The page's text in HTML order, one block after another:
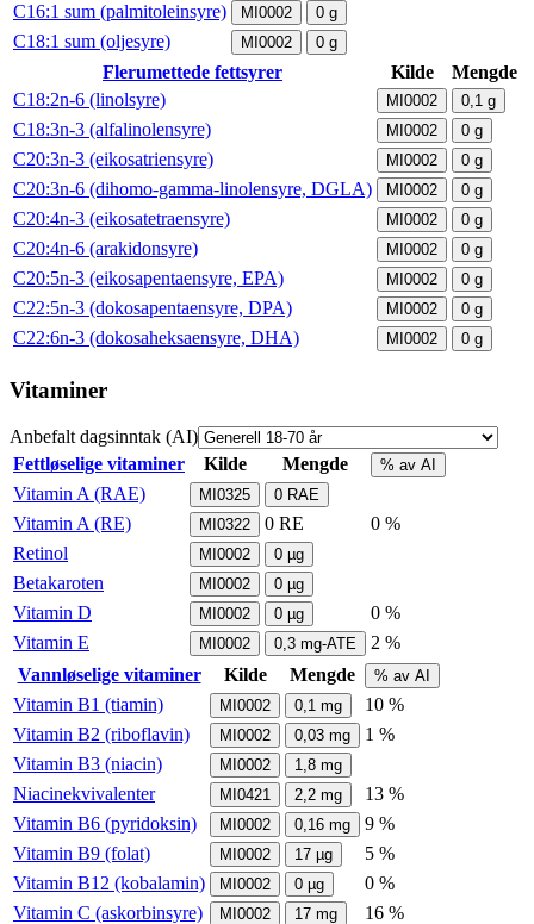
C16:1 sum (palmitoleinsyre)
MI0002 0 g
C18:1 sum (oljesyre) MI0002 0 g
Flerumettede fettsyrer Kilde
Mengde
C18:2n-6 (linolsyre)
MI0002 0,1 g
C18:3n-3 (alfalinolensyre) MI0002 0 g
C20:3n-3 (eikosatriensyre) MI0002 0 g
C20:3n-6 (dihomo-gamma-linolensyre, DGLA) MI0002 0 g
C20:4n-3 (eikosatetraensyre) MI0002 0 g
C20:4n-6 (arakidonsyre) MI0002 0 g
C20:5n-3 (eikosapentaensyre, EPA) MI0002 0 g
C22:5n-3 (dokosapentaensyre, DPA) MI0002 0 g
C22:6n-3 (dokosaheksaensyre, DHA) MI0002 0 g
Vitaminer
Anbefalt dagsinntak (AI)
Fettløselige vitaminer
Kilde Mengde % av AI
Vitamin A (RAE) MI0325 0 RAE
Vitamin A (RE) MI0322 0 RE
0 %
Retinol
MI0002 0 µg
Betakaroten MI0002 0 µg
Vitamin D MI0002 0 µg
0 %
Vitamin E
MI0002 0,3 mg-ATE
2 %
Vannløselige vitaminer
Kilde Mengde % av AI
Vitamin B1 (tiamin) MI0002 0,1 mg
10 %
Vitamin B2 (riboflavin)
MI0002 0,03 mg
1 %
Vitamin B3 (niacin)
MI0002 1,8 mg
Niacinekvivalenter MI0421 2,2 mg
13 %
Vitamin B6 (pyridoksin)
MI0002 0,16 mg
9 %
Vitamin B9 (folat)
MI0002 17 µg
5 %
Vitamin B12 (kobalamin)
MI0002 0 µg
0 %
Vitamin C (askorbinsyre)
MI0002 17 mg 16 %